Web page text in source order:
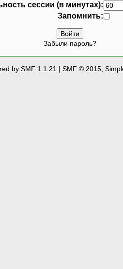
сессии (в минутах):
Запомнить:
Забыли пароль?
by SMF 1.1.21| SMF © 2015,